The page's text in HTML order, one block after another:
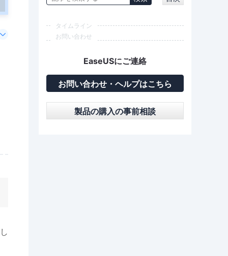
タイムライン
お問い合わせ
EaseUSにご連絡
お問い合わせ・ヘルプはこちら
製品の購入の事前相談